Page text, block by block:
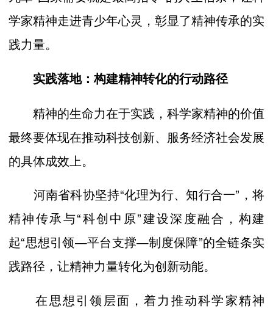
学家精神走进青少年心灵，彰显了精神传承的实
践力量。
实践落地：构建精神转化的行动路径
精神的生命力在于实践，科学家精神的价值
最终要体现在推动科技创新、服务经济社会发展
的具体成效上。
河南省科协坚持“化理为行、知行合一”，将
精神传承与“科创中原”建设深度融合，构建
起“思想引领—平台支撑—制度保障”的全链条实
践路径，让精神力量转化为创新动能。
在思想引领层面，着力推动科学家精神